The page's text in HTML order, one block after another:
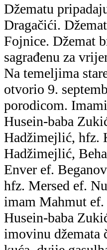
Džematu
Dragačići.
Fojnice. Džemat
sagrađenu za
Na temeljima
otvorio 9.
porodicom.
Husein-baba
Hadžimejlić, hfz.
Hadžimejlić,
Enver ef.
hfz. Mersed ef.
imam Mahmut
Husein-baba
imovinu džemata